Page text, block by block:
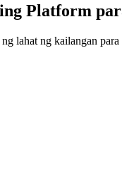
Platform
lahat ng kailangan